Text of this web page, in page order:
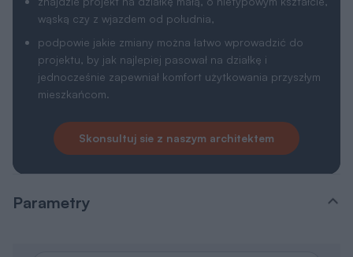
wąską czy z wjazdem od południa,
podpowie jakie zmiany można łatwo wprowadzić do
projektu, by jak najlepiej pasował na działkę i
jednocześnie zapewniał komfort użytkowania przyszłym
mieszkańcom.
Skonsultuj sie z naszym architektem
Parametry